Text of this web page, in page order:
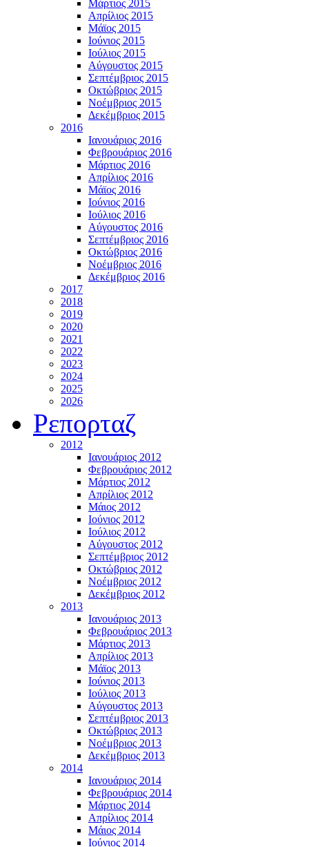
Μάρτιος 2015
Απρίλιος 2015
Μάϊος 2015
Ιούνιος 2015
Ιούλιος 2015
Αύγουστος 2015
Σεπτέμβριος 2015
Οκτώβριος 2015
Νοέμβριος 2015
Δεκέμβριος 2015
2016
Ιανουάριος 2016
Φεβρουάριος 2016
Μάρτιος 2016
Απρίλιος 2016
Μάϊος 2016
Ιούνιος 2016
Ιούλιος 2016
Αύγουστος 2016
Σεπτέμβριος 2016
Οκτώβριος 2016
Νοέμβριος 2016
Δεκέμβριος 2016
2017
2018
2019
2020
2021
2022
2023
2024
2025
2026
Ρεπορταζ
2012
Ιανουάριος 2012
Φεβρουάριος 2012
Μάρτιος 2012
Απρίλιος 2012
Μάιος 2012
Ιούνιος 2012
Ιούλιος 2012
Αύγουστος 2012
Σεπτέμβριος 2012
Οκτώβριος 2012
Νοέμβριος 2012
Δεκέμβριος 2012
2013
Ιανουάριος 2013
Φεβρουάριος 2013
Μάρτιος 2013
Απρίλιος 2013
Μάϊος 2013
Ιούνιος 2013
Ιούλιος 2013
Αύγουστος 2013
Σεπτέμβριος 2013
Οκτώβριος 2013
Νοέμβριος 2013
Δεκέμβριος 2013
2014
Ιανουάριος 2014
Φεβρουάριος 2014
Μάρτιος 2014
Απρίλιος 2014
Μάιος 2014
Ιούνιος 2014